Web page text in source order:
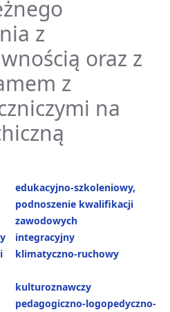
z
oraz z
z
na
edukacyjno-szkoleniowy,
podnoszenie kwalifikacji
zawodowych
integracyjny
klimatyczno-ruchowy
kulturoznawczy
pedagogiczno-logopedyczno-